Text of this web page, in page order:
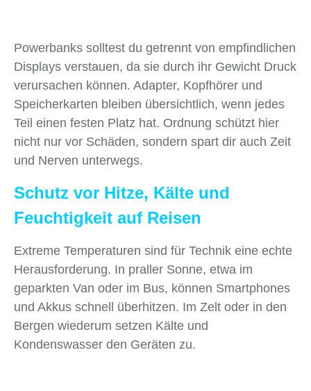
Powerbanks solltest du getrennt von empfindlichen
Displays verstauen, da sie durch ihr Gewicht Druck
verursachen können. Adapter, Kopfhörer und
Speicherkarten bleiben übersichtlich, wenn jedes
Teil einen festen Platz hat. Ordnung schützt hier
nicht nur vor Schäden, sondern spart dir auch Zeit
und Nerven unterwegs.
Schutz vor Hitze, Kälte und
Feuchtigkeit auf Reisen
Extreme Temperaturen sind für Technik eine echte
Herausforderung. In praller Sonne, etwa im
geparkten Van oder im Bus, können Smartphones
und Akkus schnell überhitzen. Im Zelt oder in den
Bergen wiederum setzen Kälte und
Kondenswasser den Geräten zu.